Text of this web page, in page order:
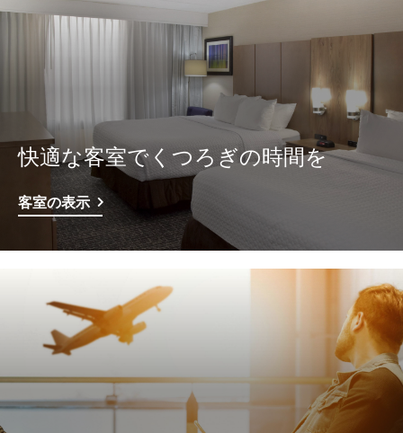
快適な客室でくつろぎの時間を
客室の表示